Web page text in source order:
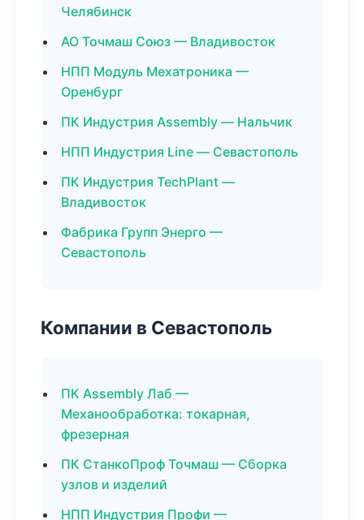
Челябинск
АО Точмаш Союз — Владивосток
НПП Модуль Мехатроника —
Оренбург
ПК Индустрия Assembly — Нальчик
НПП Индустрия Line — Севастополь
ПК Индустрия TechPlant —
Владивосток
Фабрика Групп Энерго —
Севастополь
Компании в Севастополь
ПК Assembly Лаб —
Механообработка: токарная,
фрезерная
ПК СтанкоПроф Точмаш — Сборка
узлов и изделий
НПП Индустрия Профи —